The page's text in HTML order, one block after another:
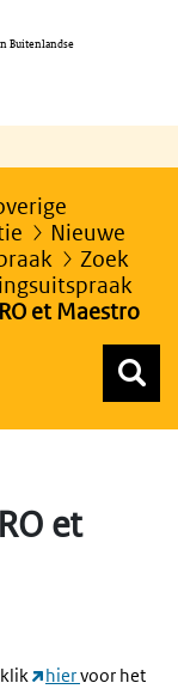
Buitenlandse
Nieuwe
Zoek
et Maestro
et
hiervoor het